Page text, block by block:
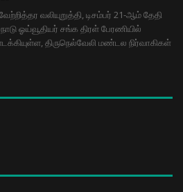
வலியுறுத்தி, டிசம்பர் 21-ஆம் தேதி
ஓய்வூதியர் சங்க திரள் பேரணியில்
திருநெல்வேலி மண்டல நிர்வாகிகள்